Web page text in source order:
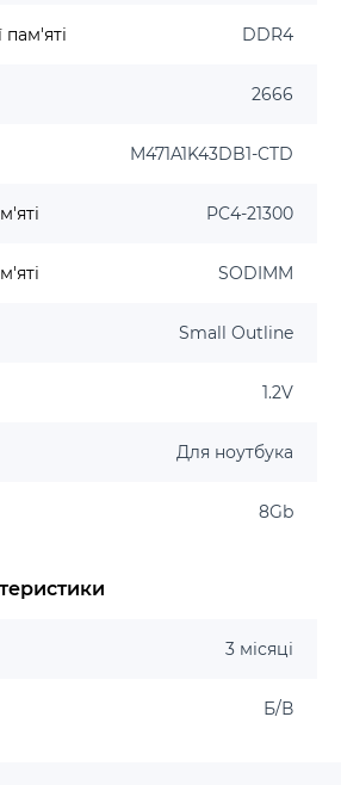
DDR4
2666
M471A1K43DB1-CTD
PC4-21300
SODIMM
Small Outline
1.2V
Для ноутбука
8Gb
3 місяці
Б/В